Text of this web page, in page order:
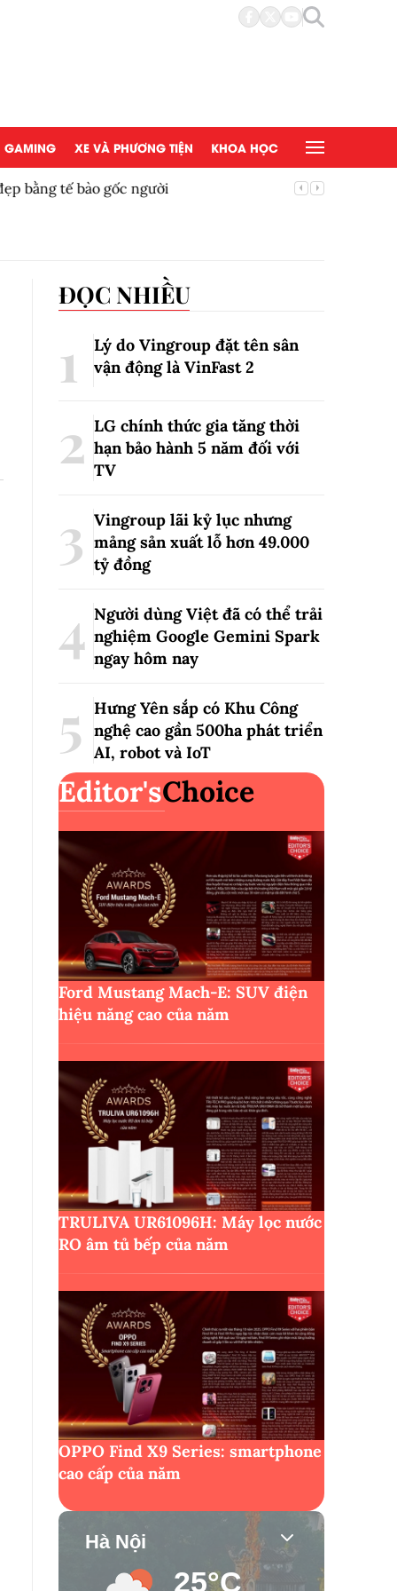
GAMING XE VÀ PHƯƠNG TIỆN KHOA HỌC
bằng tế bào gốc người
ĐỌC NHIỀU
Lý do Vingroup đặt tên sân
vận động là VinFast2
LG chính thức gia tăng thời
hạn bảo hành 5 năm đối với
TV
Vingroup lãi kỷ lục nhưng
mảng sản xuất lỗ hơn 49.000
tỷ đồng
Người dùng Việt đã có thể trải
nghiệm Google Gemini Spark
ngay hôm nay
Hưng Yên sắp có Khu Công
nghệ cao gần 500ha phát triển
AI, robot và IoT
Editor'sChoice
Ford Mustang Mach-E: SUV điện
hiệu năng cao của năm
TRULIVA UR61096H: Máy lọc nước
RO âm tủ bếp của năm
OPPO Find X9 Series: smartphone
cao cấp của năm
Hà Nội
25°C